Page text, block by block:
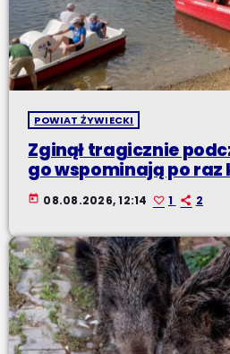
POWIAT ŻYWIECKI
Zginął tragicznie
go wspominają po raz
today 08.08.2026, 12:14 1 2